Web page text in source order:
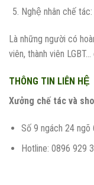
Nghệ nhân chế tác:
Là những người có
viên, thành viên
THÔNG TIN LIÊN HỆ
Xưởng chế tác và
Số 9 ngách 24 ngõ
Hotline: 0896 929